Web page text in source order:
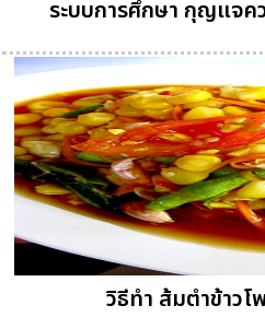
ระบบการศึกษา กุญแจค
วิธีทำ ส้มตำข้าว